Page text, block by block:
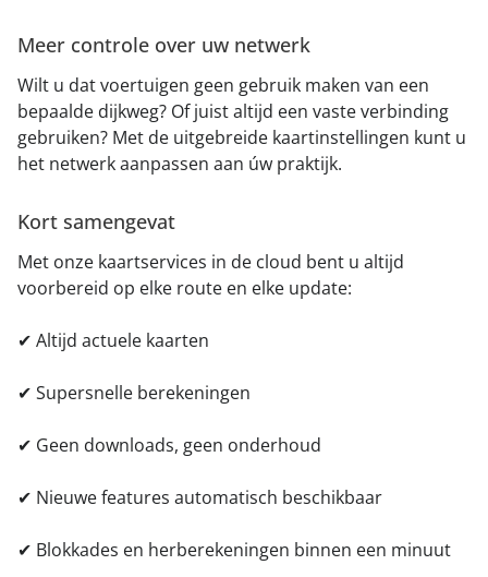
Meer controle over uw netwerk
Wilt u dat voertuigen geen gebruik maken van een
bepaalde dijkweg? Of juist altijd een vaste verbinding
gebruiken? Met de uitgebreide kaartinstellingen kunt u
het netwerk aanpassen aan úw praktijk.
Kort samengevat
Met onze kaartservices in de cloud bent u altijd
voorbereid op elke route en elke update:
✔ Altijd actuele kaarten
✔ Supersnelle berekeningen
✔ Geen downloads, geen onderhoud
✔ Nieuwe features automatisch beschikbaar
✔ Blokkades en herberekeningen binnen een minuut